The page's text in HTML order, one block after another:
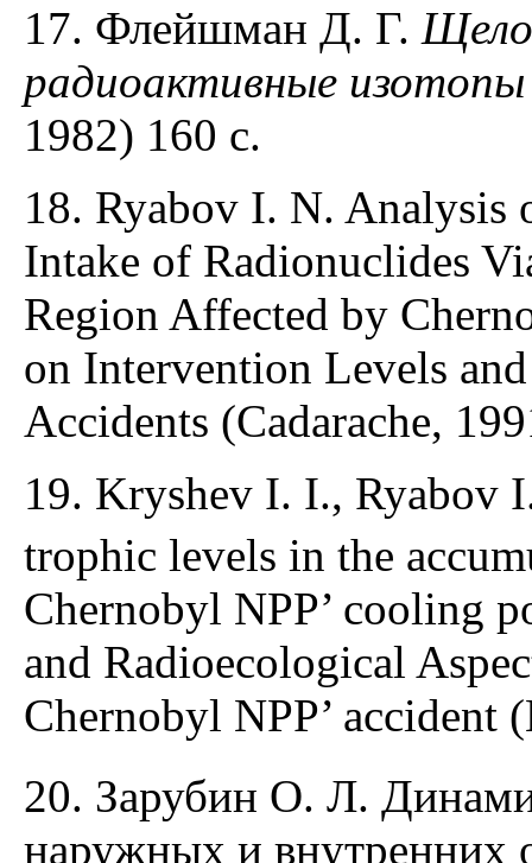
17. Флейшман Д. Г.
радиоактивные изотопы
1982) 160 с.
18. Ryabov I. N. Analysis
Intake of Radionuclides
Region Affected by
on Intervention Levels
Accidents (Cadarache,
19. Kryshev I. I., Ryabov
trophic levels in the
Chernobyl NPP’ cooling
and Radioecological
Chernobyl NPP’ accident
20. Зарубин О. Л.
наружных и внутренних